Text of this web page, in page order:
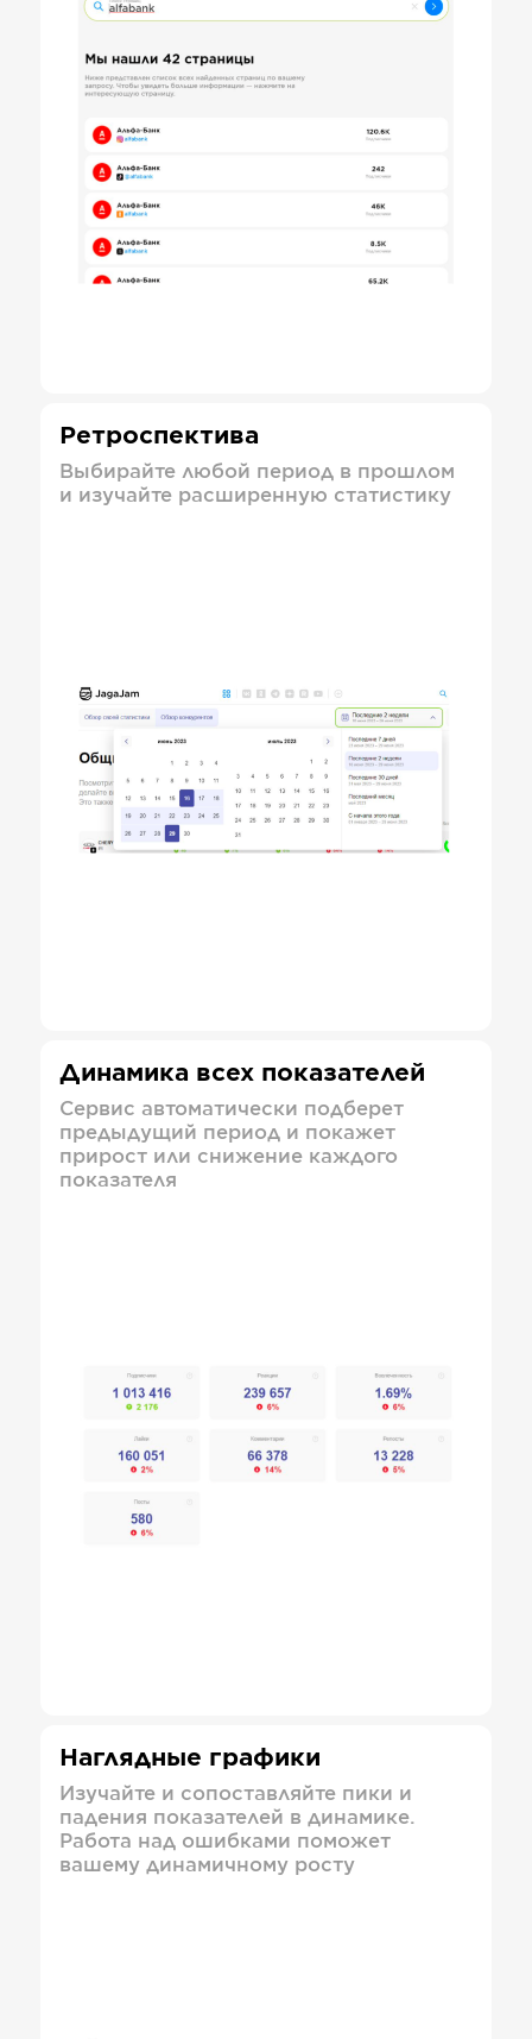
Ретроспектива
Выбирайте любой период в прошлом
и изучайте расширенную статистику
Динамика всех показателей
Сервис автоматически подберет
предыдущий период и покажет
прирост или снижение каждого
показателя
Наглядные графики
Изучайте и сопоставляйте пики и
падения показателей в динамике.
Работа над ошибками поможет
вашему динамичному росту